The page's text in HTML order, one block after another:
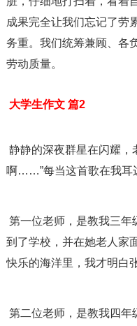
成果完全让我们忘记了劳
务重。我们统筹兼顾、各
劳动质量。
大学生作文 篇2
啊……”每当这首歌在我耳
到了学校，并在她老人家
快乐的海洋里，我才明白